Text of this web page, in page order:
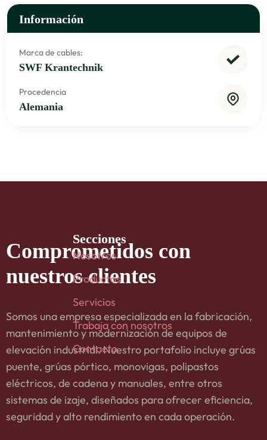
Información
Marca de cables:
SWF Krantechnik
Procedencia
Alemania
Comprometidos con
nuestros clientes
Somos una empresa especializada en la fabricación,
mantenimiento y modernización de equipos de
elevación industrial. Nuestro portafolio incluye grúas
puente, grúas pórtico, monovigas, polipastos
eléctricos, de cadena y manuales, entre otros
sistemas de izaje, diseñados para ofrecer eficiencia,
seguridad y alto rendimiento en cada operación.
Secciones
Nosotros
Productos
Servicios
Trabaja con nosotros
Contacto